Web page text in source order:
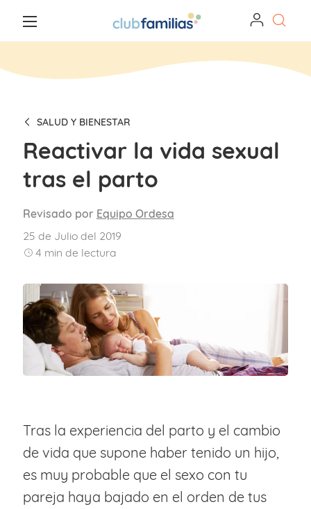
SALUD Y BIENESTAR
Reactivar la vida sexual
tras el parto
Revisado por Equipo Ordesa
25 de Julio del 2019
4 min de lectura
Tras la experiencia del parto y el cambio
de vida que supone haber tenido un hijo,
es muy probable que el sexo con tu
pareja haya bajado en el orden de tus